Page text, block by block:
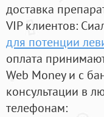
доставка
VIP клиентов:
для потенции
оплата
Web Money и с
консультации в
телефонам: